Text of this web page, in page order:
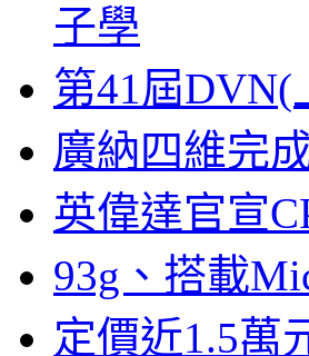
子學
第41屆
廣納四維完
英偉達官宣
93g、搭載
定價近1.5萬